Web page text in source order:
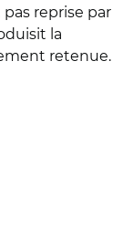
reprise par
la
retenue.